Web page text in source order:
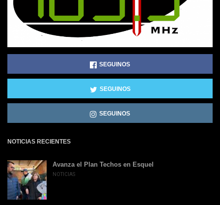
SEGUINOS
SEGUINOS
SEGUINOS
NOTICIAS RECIENTES
Avanza el Plan Techos en Esquel
NOTICIAS